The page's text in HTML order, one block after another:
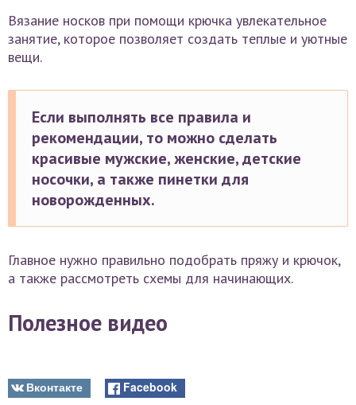
Вязание носков при помощи крючка увлекательное
занятие, которое позволяет создать теплые и уютные
вещи.
Если выполнять все правила и
рекомендации, то можно сделать
красивые мужские, женские, детские
носочки, а также пинетки для
новорожденных.
Главное нужно правильно подобрать пряжу и крючок,
а также рассмотреть схемы для начинающих.
Полезное видео
Вконтакте Facebook